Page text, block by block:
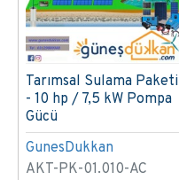
GunesDukkan
AKT-PK-01.010-AC
Tarımsal Sulama Paketi
- 10 hp / 7,5 kW Pompa
Gücü